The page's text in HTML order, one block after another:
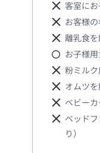
客室に
お客様
離乳食を
お子様
粉ミル
オムツ
ベビーカ
ベッド
り）